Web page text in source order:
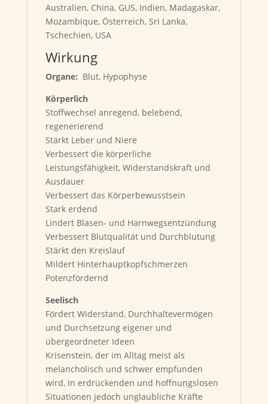
Australien, China, GUS, Indien, Madagaskar,
Mozambique, Österreich, Sri Lanka,
Tschechien, USA
Wirkung
Organe: Blut, Hypophyse
Körperlich
Stoffwechsel anregend, belebend,
regenerierend
Stärkt Leber und Niere
Verbessert die körperliche
Leistungsfähigkeit, Widerstandskraft und
Ausdauer
Verbessert das Körperbewusstsein
Stark erdend
Lindert Blasen- und Harnwegsentzündung
Verbessert Blutqualität und Durchblutung
Stärkt den Kreislauf
Mildert Hinterhauptkopfschmerzen
Potenzfördernd
Seelisch
Fördert Widerstand, Durchhaltevermögen
und Durchsetzung eigener und
übergeordneter Ideen
Krisenstein, der im Alltag meist als
melancholisch und schwer empfunden
wird, in erdrückenden und hoffnungslosen
Situationen jedoch unglaubliche Kräfte